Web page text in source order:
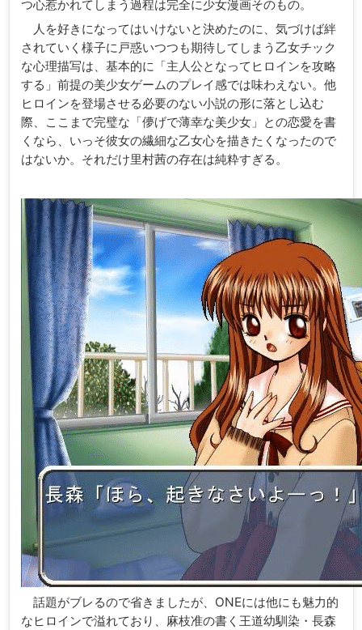
つ心惹かれてしまう過程は完全に少女漫画そのもの。
人を好きになってはいけないと決めたのに、気づけば絆
されていく様子に戸惑いつつも期待してしまう乙女チック
な心理描写は、基本的に「主人公となってヒロインを攻略
する」前提の美少女ゲームのプレイ感では味わえない。他
ヒロインを登場させる必要のない小説の形に落とし込む
際、ここまで完璧な「儚げで薄幸な美少女」との恋愛を書
くなら、いっそ彼女の繊細な乙女心を描きたくなったので
はないか。それだけ里村茜の存在は純粋すぎる。
話題がブレるので省きましたが、ONEには他にも魅力的
なヒロインで溢れており、麻枝准の書く王道幼馴染・長森